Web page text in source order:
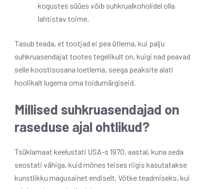
kogustes süües võib suhkrualkoholidel olla
lahtistav toime.
Tasub teada, et tootjad ei pea ütlema, kui palju
suhkruasendajat tootes tegelikult on, kuigi nad peavad
selle koostisosana loetlema, seega peaksite alati
hoolikalt lugema oma toidumärgiseid.
Millised suhkruasendajad on
raseduse ajal ohtlikud?
Tsüklamaat keelustati USA-s 1970. aastal, kuna seda
seostati vähiga, kuid mõnes teises riigis kasutatakse
kunstlikku magusainet endiselt. Võtke teadmiseks, kui